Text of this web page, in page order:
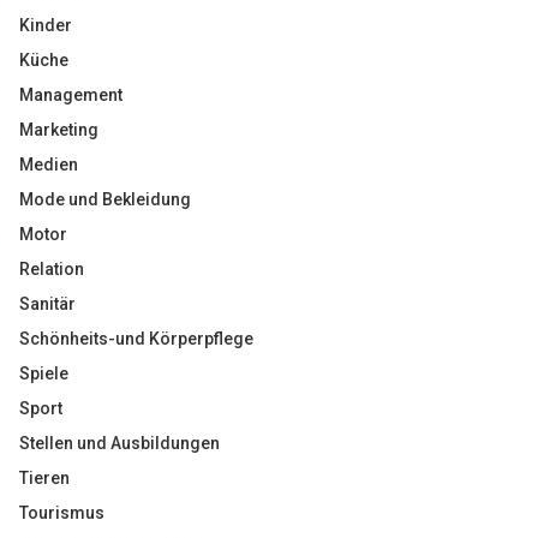
Kinder
Küche
Management
Marketing
Medien
Mode und Bekleidung
Motor
Relation
Sanitär
Schönheits-und Körperpflege
Spiele
Sport
Stellen und Ausbildungen
Tieren
Tourismus